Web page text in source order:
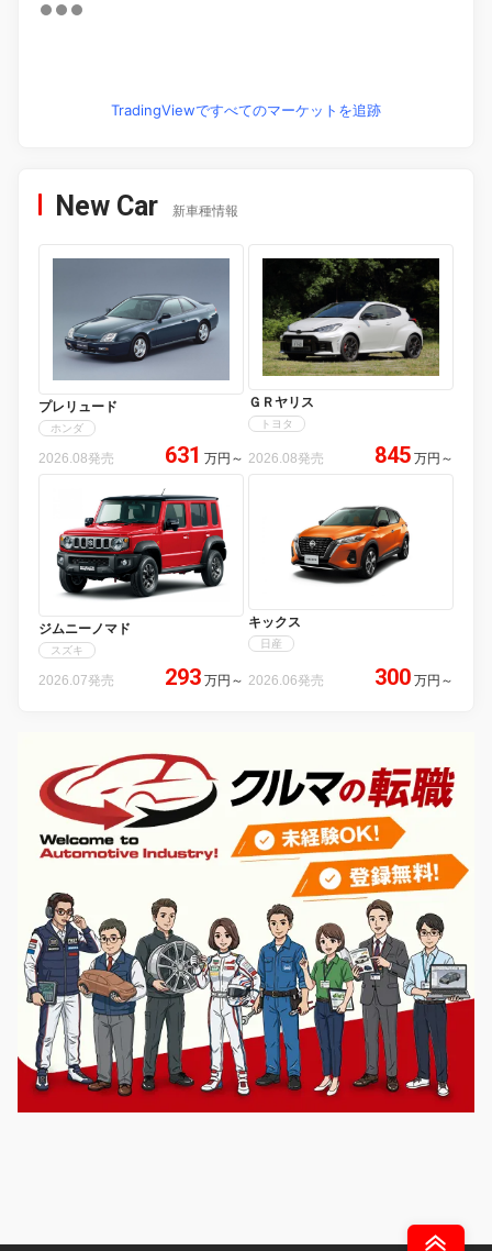
TradingViewですべてのマーケットを追跡
New Car 新車種情報
プレリュード
ホンダ
2026.08発売 631 万円 ～
ＧＲヤリス
トヨタ
2026.08発売 845 万円 ～
ジムニーノマド
スズキ
2026.07発売 293 万円 ～
キックス
日産
2026.06発売 300 万円 ～